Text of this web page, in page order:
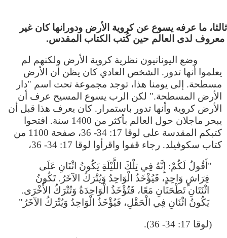
ثالثا، ما عرفه يسوع عن كروية الأرض ودورانها كان غير
معروف لدى العالم حين كُتب الكتاب المقدس.
وضع اليونانيون نظرية كروية الأرض ولكنهم لم
يعلموا أنها تدور. الشخص العادي كان يظن أن الأرض
مسطحة. إلى يومنا هذا، توجد مجموعة تحت اسم "دار
الأرض المسطحة." لكن الرب يسوع المسيح عرف أن
الأرض كروية وأنها تدور باستمرار. كان يعرف هذا قبل أن
يبحر ماجلان حول العالم بأكثر من 1400 سنة. افتحوا
كتبكم المقدسة على لوقا 17: 34- 36، صفحة 1100 من
كتاب سكوفيلد. رجاء قفوا واقرأوا لوقا 17: 34- 36،
"أَقُولُ لَكُمْ: إِنَّهُ فِي تِلْكَ اللَّيْلَةِ يَكُونُ اثْنَانِ عَلَى
فِرَاشٍ وَاحِدٍ، فَيُؤْخَذُ الْوَاحِدُ وَيُتْرَكُ الآخَرُ. تَكُونُ
اثْنَتَانِ تَطْحَنَانِ مَعًا، فَتُؤْخَذُ الْوَاحِدَةُ وَتُتْرَكُ الأُخْرَى.
يَكُونُ اثْنَانِ فِي الْحَقْلِ، فَيُؤْخَذُ الْوَاحِدُ وَيُتْرَكُ الآخَرُ"
(لوقا 17: 34- 36).